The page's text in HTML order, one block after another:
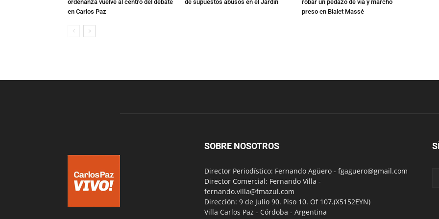
ordenanza vuelve al centro del debate
en Carlos Paz
de supuestos abusos en el Jardín
robar un pedazo de vía y marchó
preso en Bialet Massé
SOBRE NOSOTROS
Director Periodístico: Fernando Agüero - fgaguero@gmail.com
Director Comercial: Fernando Villa -
fernando.villa@fmazul.com
Dirección: 9 de Julio 90. Piso 10. Of 107.(X5152EYN)
Villa Carlos Paz - Córdoba - Argentina